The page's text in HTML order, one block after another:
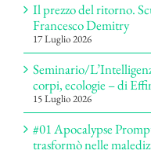
Il prezzo del ritorno.
Francesco Demitry
17 Luglio 2026
Seminario/
corpi, ecologie – di
15 Luglio 2026
#01 Apocalypse
trasformò nelle